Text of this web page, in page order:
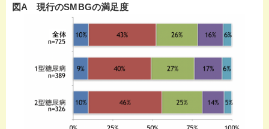
図A 現行のSMBGの満足度